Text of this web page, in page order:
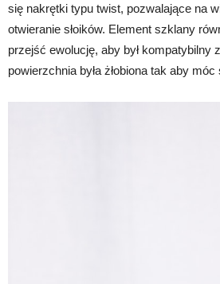
się nakrętki typu twist, pozwalające na
otwieranie słoików. Element szklany
przejść ewolucję, aby był kompatybilny
powierzchnia była żłobiona tak aby